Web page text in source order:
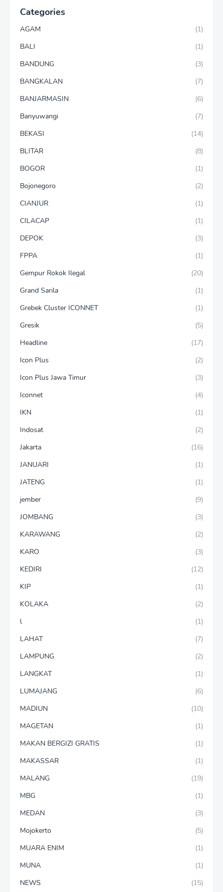
Categories
AGAM
(1)
BALI
(1)
BANDUNG
(3)
BANGKALAN
(7)
BANJARMASIN
(6)
Banyuwangi
(7)
BEKASI
(14)
BLITAR
(8)
BOGOR
(1)
Bojonegoro
(2)
CIANJUR
(1)
CILACAP
(1)
DEPOK
(3)
FPPA
(1)
Gempur Rokok Ilegal
(20)
Grand Sarila
(1)
Grebek Cluster ICONNET
(1)
Gresik
(5)
Headline
(17)
Icon Plus
(2)
Icon Plus Jawa Timur
(3)
Iconnet
(4)
IKN
(1)
Indosat
(2)
Jakarta
(16)
JANUARI
(1)
JATENG
(1)
jember
(9)
JOMBANG
(3)
KARAWANG
(2)
KARO
(3)
KEDIRI
(12)
KIP
(1)
KOLAKA
(2)
l
(1)
LAHAT
(7)
LAMPUNG
(2)
LANGKAT
(1)
LUMAJANG
(6)
MADIUN
(10)
MAGETAN
(1)
MAKAN BERGIZI GRATIS
(1)
MAKASSAR
(1)
MALANG
(19)
MBG
(1)
MEDAN
(3)
Mojokerto
(5)
MUARA ENIM
(1)
MUNA
(1)
NEWS
(15)